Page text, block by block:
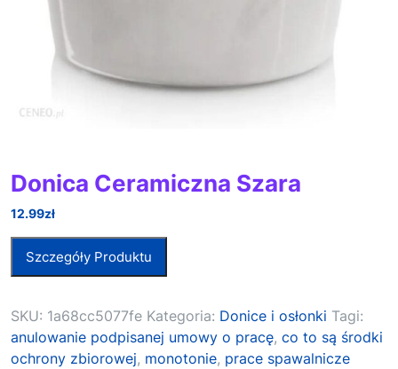
Donica Ceramiczna Szara
12.99zł
Szczegóły Produktu
SKU: 1a68cc5077fe Kategoria: Donice i osłonki Tagi:
anulowanie podpisanej umowy o pracę, co to są środki
ochrony zbiorowej, monotonie, prace spawalnicze